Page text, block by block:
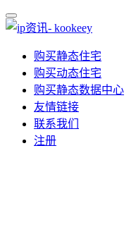
购买静态住宅
购买动态住宅
购买静态数据中心
友情链接
联系我们
注册